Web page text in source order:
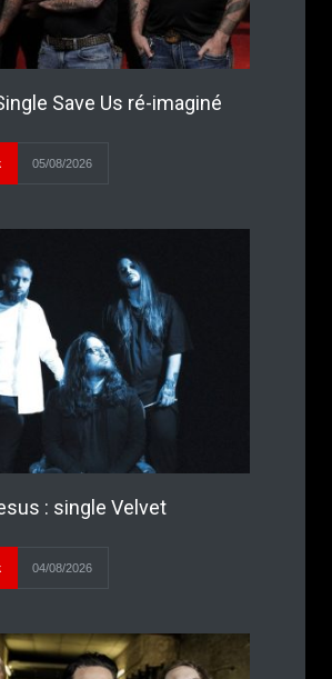
Save Us ré-imaginé
05/08/2026
: single Velvet
04/08/2026